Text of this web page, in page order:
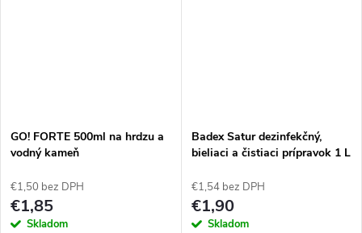
GO! FORTE 500ml na hrdzu a
vodný kameň
€1,50 bez DPH
€1,85
Skladom
Badex Satur dezinfekčný,
bieliaci a čistiaci prípravok 1 L
€1,54 bez DPH
€1,90
Skladom